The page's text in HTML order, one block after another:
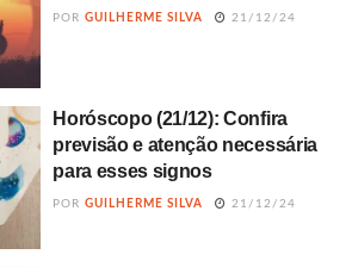
POR GUILHERME SILVA 21/12/24
Horóscopo (21/12): Confira
previsão e atenção necessária
para esses signos
POR GUILHERME SILVA 21/12/24